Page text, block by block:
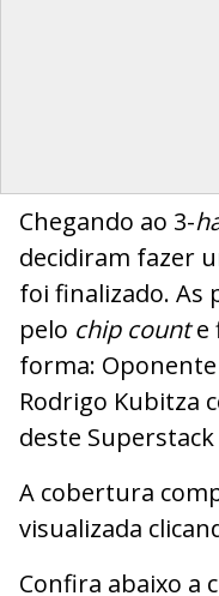
Chegando ao 3-
decidiram fazer
foi finalizado. As
pelo chip counte
forma: Oponente
Rodrigo Kubitza
deste
A cobertura
visualizada
Confira abaixo a